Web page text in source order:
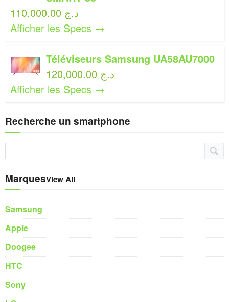
110,000.00 د.ج
Afficher les Specs →
Téléviseurs Samsung UA58AU7000
120,000.00 د.ج
Afficher les Specs →
Recherche un smartphone
MarquesView All
Samsung
Apple
Doogee
HTC
Sony